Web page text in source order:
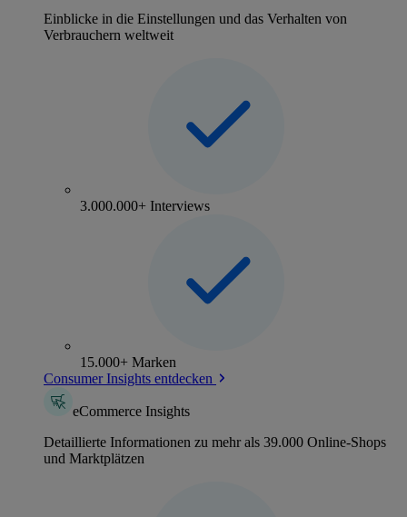
Einblicke in die Einstellungen und das Verhalten von
Verbrauchern weltweit
3.000.000+ Interviews
15.000+ Marken
Consumer Insights entdecken
eCommerce Insights
Detaillierte Informationen zu mehr als 39.000 Online-Shops
und Marktplätzen